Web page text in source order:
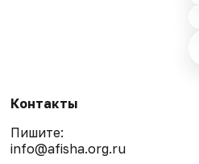
Контакты
Пишите:
info@afisha.org.ru